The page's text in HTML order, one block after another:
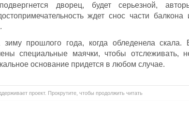
дворец, будет серьезной,
ждет снос части балкона
прошлого года, когда обледенела скала.
специальные маячки, чтобы отслеживать,
основание придется в любом случае.
проект. Прокрутите, чтобы продолжить читать